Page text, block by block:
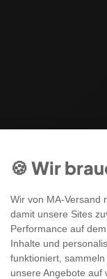
🍪 Wir
Wir von MA-Versand
damit unsere Sites
Performance auf
Inhalte und
funktioniert,
unsere Angebote auf
Angebote &